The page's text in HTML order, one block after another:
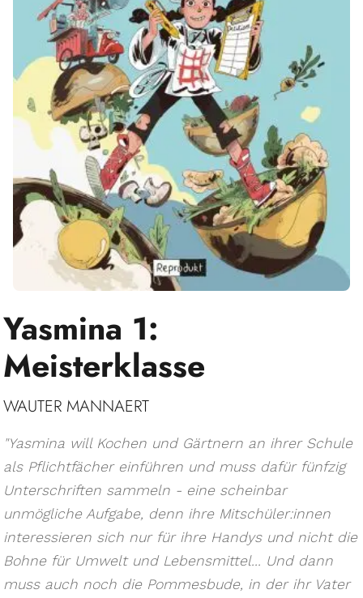
Yasmina 1:
Meisterklasse
WAUTER MANNAERT
"Yasmina will Kochen und Gärtnern an ihrer Schule
als Pflichtfächer einführen und muss dafür fünfzig
Unterschriften sammeln - eine scheinbar
unmögliche Aufgabe, denn ihre Mitschüler:innen
interessieren sich nur für ihre Handys und nicht die
Bohne für Umwelt und Lebensmittel... Und dann
muss auch noch die Pommesbude, in der ihr Vater